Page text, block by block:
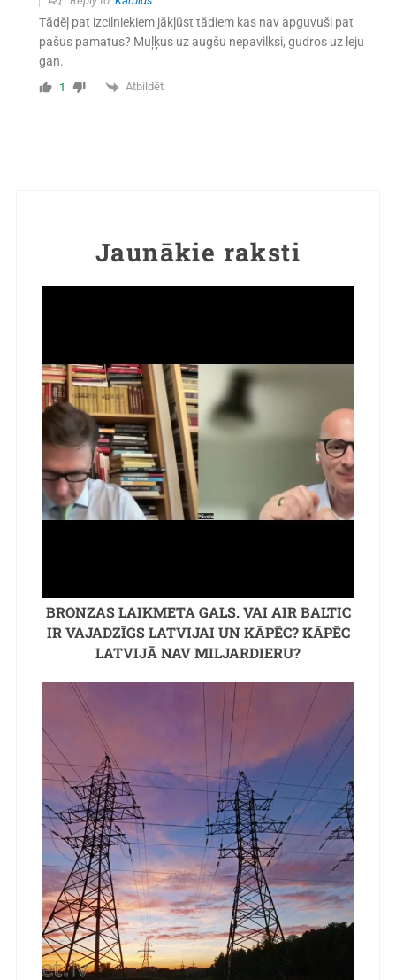
Tādēļ pat izcilniekiem jākļūst tādiem kas nav apguvuši pat
pašus pamatus? Muļķus uz augšu nepavilksi, gudros uz leju
gan.
1 Atbildēt
Jaunākie raksti
BRONZAS LAIKMETA GALS. VAI AIR BALTIC
IR VAJADZĪGS LATVIJAI UN KĀPĒC? KĀPĒC
LATVIJĀ NAV MILJARDIERU?